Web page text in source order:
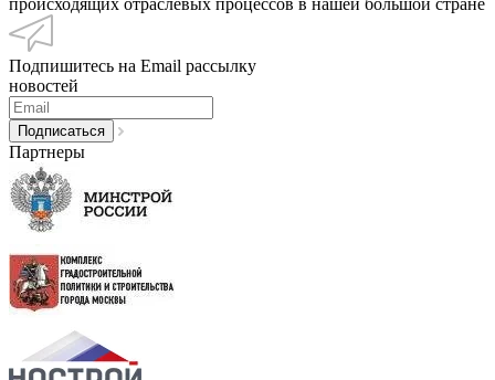
происходящих отраслевых процессов в нашей большой стране
Подпишитесь на Email рассылку
новостей
Партнеры